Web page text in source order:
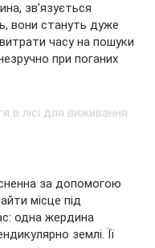
зв’язується
вони стануть дуже
часу на пошуки
при поганих
за допомогою
місце під
одна жердина
землі. Її